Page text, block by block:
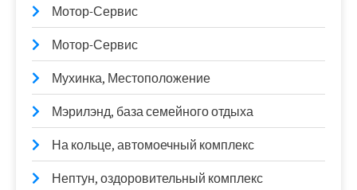
Мотор-Сервис
Мотор-Сервис
Мухинка, Местоположение
Мэрилэнд, база семейного отдыха
На кольце, автомоечный комплекс
Нептун, оздоровительный комплекс